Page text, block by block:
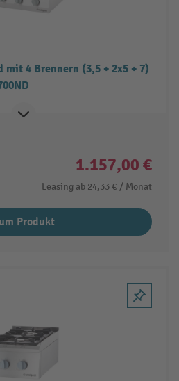
mit 4 Brennern (3,5 + 2x5 + 7)
1.157,00 €
Leasing ab 24,33 € / Monat
Produkt